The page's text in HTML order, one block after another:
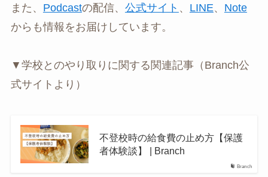
また、 Podcastの配信、 公式サイト 、 LINE、 Note
からも情報をお届けしています。
▼学校とのやり取りに関する関連記事（Branch公
式サイトより）
Branch
不登校時の給食費の止め方【保護
者体験談】 | Branch